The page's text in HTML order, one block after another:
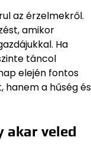
az érzelmekről.
amikor
Ha
táncol
elején fontos
hanem a hűség és
akar veled